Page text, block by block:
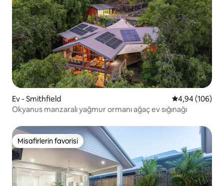
Ev - Smithfield 5 üzerinden
4,94 (106)
Okyanus manzaralı yağmur ormanı ağaç ev sığınağı
Misafirlerin favorisi
Misafirlerin favorisi